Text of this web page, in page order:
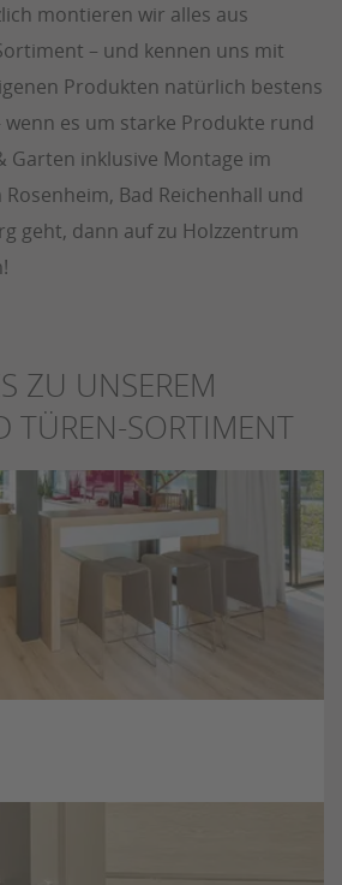
montieren wir alles aus
– und kennen uns mit
Produkten natürlich bestens
wenn es um starke Produkte rund
Garten inklusive Montage im
Bad Reichenhall und
geht, dann auf zu Holzzentrum
ZU UNSEREM
TÜREN-SORTIMENT